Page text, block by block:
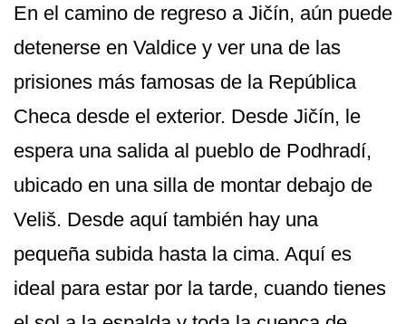
En el camino de regreso a Jičín, aún puede
detenerse en Valdice y ver una de las
prisiones más famosas de la República
Checa desde el exterior. Desde Jičín, le
espera una salida al pueblo de Podhradí,
ubicado en una silla de montar debajo de
Veliš. Desde aquí también hay una
pequeña subida hasta la cima. Aquí es
ideal para estar por la tarde, cuando tienes